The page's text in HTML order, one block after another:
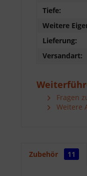
Tiefe:
Weitere
Lieferung:
Versandart:
Fragen
Weitere
Zubehör 11